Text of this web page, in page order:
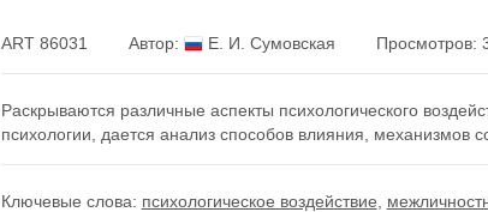
ART 86031 Автор: Е. И. Сумовская Просмотров:
Раскрываются различные аспекты психологического
психологии, дается анализ способов влияния, механизмов
Ключевые слова: психологическое воздействие